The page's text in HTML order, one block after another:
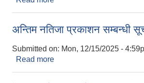
अन्तिम नतिजा प्रकाशन सम्बन्धी
Submitted on: Mon, 12/15/2025 -
Read more